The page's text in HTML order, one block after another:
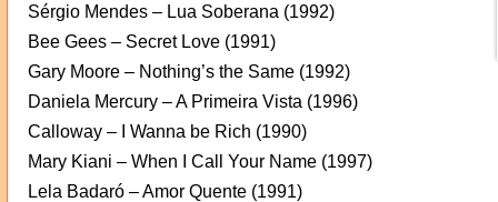
Sérgio Mendes – Lua Soberana (1992)
Bee Gees – Secret Love (1991)
Gary Moore – Nothing’s the Same (1992)
Daniela Mercury – A Primeira Vista (1996)
Calloway – I Wanna be Rich (1990)
Mary Kiani – When I Call Your Name (1997)
Lela Badaró – Amor Quente (1991)